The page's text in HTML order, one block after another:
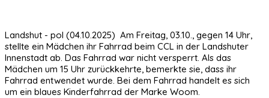
Landshut - pol (04.10.2025) Am Freitag, 03.10., gegen 14 Uhr,
stellte ein Mädchen ihr Fahrrad beim CCL in der Landshuter
Innenstadt ab. Das Fahrrad war nicht versperrt. Als das
Mädchen um 15 Uhr zurückkehrte, bemerkte sie, dass ihr
Fahrrad entwendet wurde. Bei dem Fahrrad handelt es sich
um ein blaues Kinderfahrrad der Marke Woom.